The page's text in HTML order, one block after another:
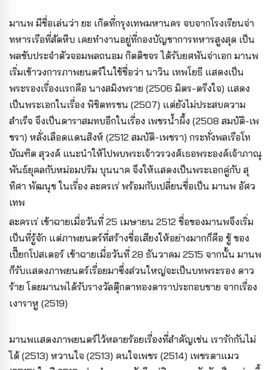
มานพ มีชื่อเล่นว่า ยะ เกิดที่กรุงเทพมหานคร จบจากโรงเรียนจ่า
ทหารเรือที่สัตหีบ เคยทำงานอยู่ที่กองบัญชาการทหารสูงสุด เป็น
พลขับประจำตัวจอมพลถนอม กิตติขจร ได้รับยศพันจ่าเอก มานพ
เริ่มเข้าวงการภาพยนตร์ในใช้ชื่อว่า นาวิน เทพโยธี แสดงเป็น
พระรองเรื่องแรกคือ นางสมิงพราย (2506 มิตร-ตรึงใจ) แสดง
เป็นพระเอกในเรื่อง พิชิตทรชน (2507) แต่ยังไม่ประสบความ
สำเร็จ จึงเป็นดาราสมทบอีกในเรื่อง เพชรน้ำผึ้ง (2508 สมบัติ-เพ
ชรา) หลั่งเลือดแดนสิงห์ (2512 สมบัติ-เพชรา) กระทั่งพลเรือโท
บัณฑิต สุวงค์ แนะนำให้ไปพบพระเจ้าวรวงศ์เธอพระองค์เจ้าภาณุ
พันธ์ยุคลกับหม่อมปริม บุนนาค จึงให้แสดงเป็นพระเอกคู่กับ สุ
ทิศา พัฒนุช ในเรื่อง ละครเร่ พร้อมกับเปลี่ยนชื่อเป็น มานพ อัศว
เทพ
ละครเร่ เข้าฉายเมื่อวันที่ 25 เมษายน 2512 ชื่อของมานพจึงเริ่ม
เป็นที่รู้จัก แต่ภาพยนตร์ที่สร้างชื่อเสียงให้อย่างมากก็คือ ชู้ ของ
เปี๊ยกโปสเตอร์ เข้าฉายเมื่อวันที่ 28 ธันวาคม 2515 จากนั้น มานพ
ก็รับแสดงภาพยนตร์เรื่อยมาซึ่งส่วนใหญ่จะเป็นบทพระรอง ดาว
ร้าย โดยมานพได้รับรางวัลตุ๊กตาทองดาราประกอบชาย จากเรื่อง
เงาราหู (2519)
มานพแสดงภาพยนตร์ไว้หลายร้อยเรื่องที่สำคัญเช่น เรารักกันไม่
ได้ (2513) หวานใจ (2513) คนใจเพชร (2514) เพชรตาแมว